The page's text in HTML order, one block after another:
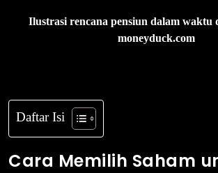
Ilustrasi rencana pensiun dalam waktu
moneyduck.com
Daftar Isi
Cara Memilih Saham